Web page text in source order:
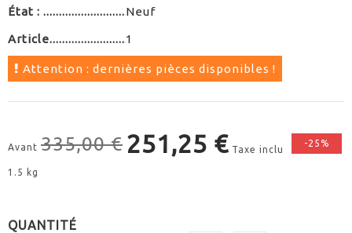
État : Neuf
Article 1
Attention : dernières pièces disponibles !
Avant 335,00 € 251,25 € Taxe inclu
-25%
1.5 kg
QUANTITÉ